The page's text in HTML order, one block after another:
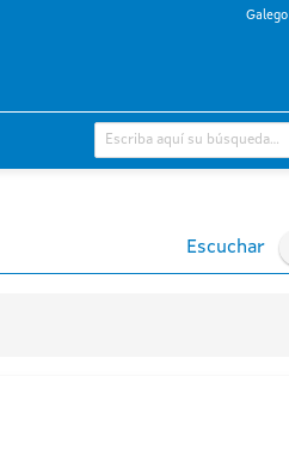
Galego
Escuchar